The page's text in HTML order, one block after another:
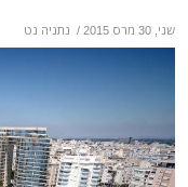
שני, 30 מרס 2015 / נתניה נט